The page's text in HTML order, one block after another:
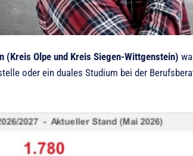
Olpe und Kreis Siegen-Wittgenstein)
oder ein duales Studium bei der